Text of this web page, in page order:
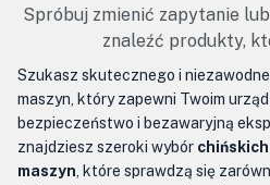
Spróbuj zmienić zapytanie
znaleźć produkty,
Szukasz skutecznego i
maszyn, który zapewni Twoim
bezpieczeństwo i bezawaryjną
znajdziesz szeroki wybór
maszyn , które sprawdzą się